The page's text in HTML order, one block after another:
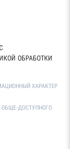
ОБРАБОТКИ
ХАРАКТЕР
ОБЩЕ-ДОСТУПНОГО